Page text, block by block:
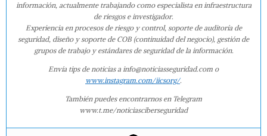
información, actualmente trabajando como especialista en infraestructura
de riesgos e investigador.
Experiencia en procesos de riesgo y control, soporte de auditoría de
seguridad, diseño y soporte de COB (continuidad del negocio), gestión de
grupos de trabajo y estándares de seguridad de la información.
Envía tips de noticias a info@noticiasseguridad.com o
www.instagram.com/iicsorg/.
También puedes encontrarnos en Telegram
www.t.me/noticiasciberseguridad